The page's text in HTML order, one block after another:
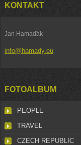
KONTAKT
Jan Hamaďák
info@hamady.eu
FOTOALBUM
PEOPLE
TRAVEL
CZECH REPUBLIC